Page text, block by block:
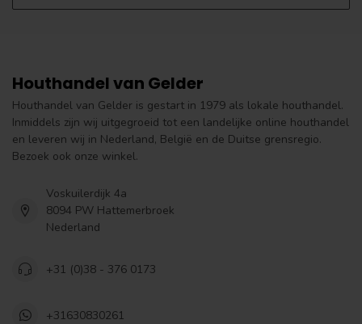
Houthandel van Gelder
Houthandel van Gelder is gestart in 1979 als lokale houthandel.
Inmiddels zijn wij uitgegroeid tot een landelijke online houthandel
en leveren wij in Nederland, België en de Duitse grensregio.
Bezoek ook onze winkel.
Voskuilerdijk 4a
8094 PW Hattemerbroek
Nederland
+31 (0)38 - 376 0173
+31630830261